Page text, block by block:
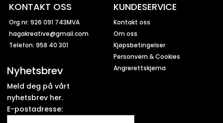
KONTAKT OSS
Org.nr: 926 091 743MVA
hagakreative@gmail.com
Telefon: 958 40 301
Nyhetsbrev
Meld deg på vårt
nyhetsbrev her.
E-postadresse:
KUNDESERVICE
Kontakt oss
Om oss
Kjøpsbetingelser
Personvern & Cookies
Angrerettskjema